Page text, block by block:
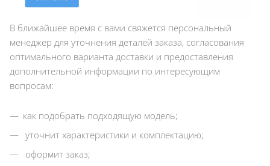
В ближайшее время с вами свяжется персональный
менеджер для уточнения деталей заказа, согласования
оптимального варианта доставки и предоставления
дополнительной информации по интересующим
вопросам:
как подобрать подходящую модель;
уточнит характеристики и комплектацию;
оформит заказ;